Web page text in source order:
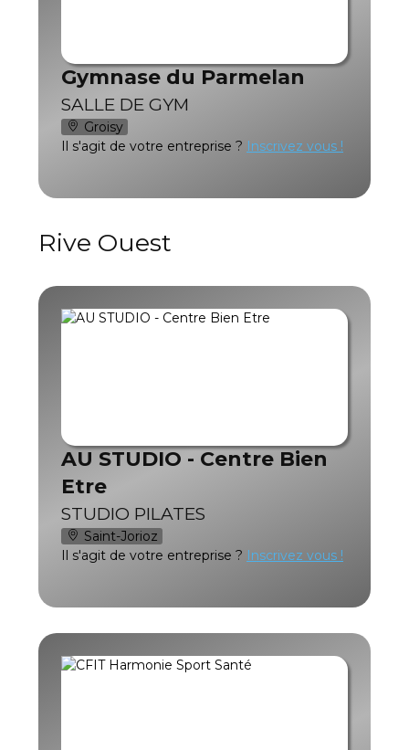
Gymnase du Parmelan
SALLE DE GYM
Groisy
Il s'agit de votre entreprise ? Inscrivez vous !
Rive Ouest
AU STUDIO - Centre Bien
Etre
STUDIO PILATES
Saint-Jorioz
Il s'agit de votre entreprise ? Inscrivez vous !